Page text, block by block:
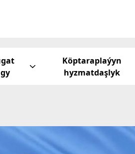
Köptaraplaýyn
hyzmatdaşlyk